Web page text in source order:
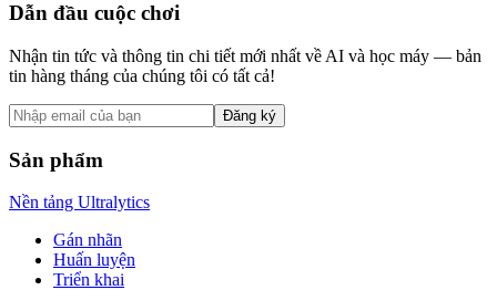
Dẫn đầu cuộc chơi
Nhận tin tức và thông tin chi tiết mới nhất về AI và học máy — bản
tin hàng tháng của chúng tôi có tất cả!
Đăng ký
Sản phẩm
Nền tảng Ultralytics
Gán nhãn
Huấn luyện
Triển khai